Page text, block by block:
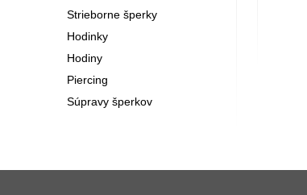
Strieborne šperky
Hodinky
Hodiny
Piercing
Súpravy šperkov